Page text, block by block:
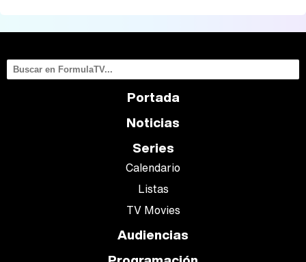
Portada
Noticias
Series
Calendario
Listas
TV Movies
Audiencias